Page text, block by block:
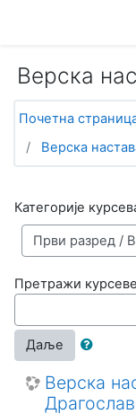
Верска
Почетна
Верска
Категорије
Претражи курсеве
Даље
Верска
Драгослав